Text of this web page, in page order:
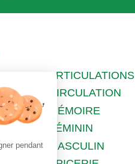
&
ARTICULATIONS
CIRCULATION
MÉMOIRE
FÉMININ
MASCULIN
pendant